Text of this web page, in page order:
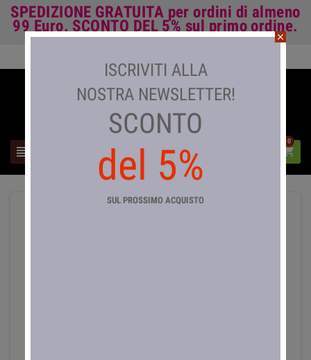
SPEDIZIONE GRATUITA per ordini di almeno
99 Euro. SCONTO DEL 5% sul primo ordine.
 
0
close
ISCRIVITI ALLA
NOSTRA NEWSLETTER!
SCONTO
del 5%
SUL PROSSIMO ACQUISTO